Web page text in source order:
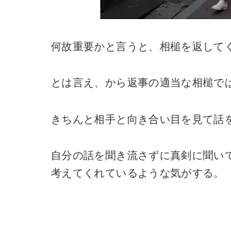
何故重要かと言うと、相槌を返して
とは言え、から返事の適当な相槌で
きちんと相手と向き合い目を見て話
自分の話を聞き流さずに真剣に聞
考えてくれているような気がする。